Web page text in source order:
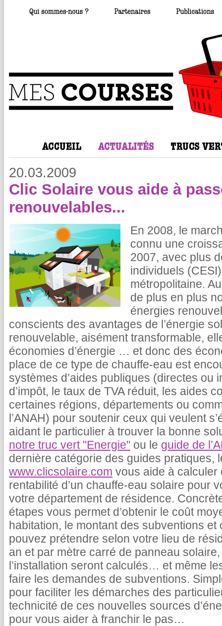
20.03.2009
Clic Solaire vous aide à
renouvelables...
En 2008, le
connu une
2007, avec plus
individuels
métropolitaine.
de plus en plus
énergies
conscients des avantages de l’énergie
renouvelable, aisément transformable,
économies d’énergie … et donc des
place de ce type de chauffe-eau est
systèmes d’aides publiques (directes ou
d’impôt, le taux de TVA réduit, les aides
certaines régions, départements ou
l’ANAH) pour soutenir ceux qui veulent
aidant le particulier à trouver la bonne
notre truc vert "Energie" ou le guide de
dernière catégorie des guides pratiques,
www.clicsolaire.com vous aide à calculer
rentabilité d’un chauffe-eau solaire pour
votre département de résidence.
étapes vous permet d’obtenir le coût
habitation, le montant des subventions et
pouvez prétendre selon votre lieu de
an et par mètre carré de panneau
l’installation seront calculés… et même
faire les demandes de subventions.
pour faciliter les démarches des
technicité de ces nouvelles sources
pour vous aider à franchir le pas…